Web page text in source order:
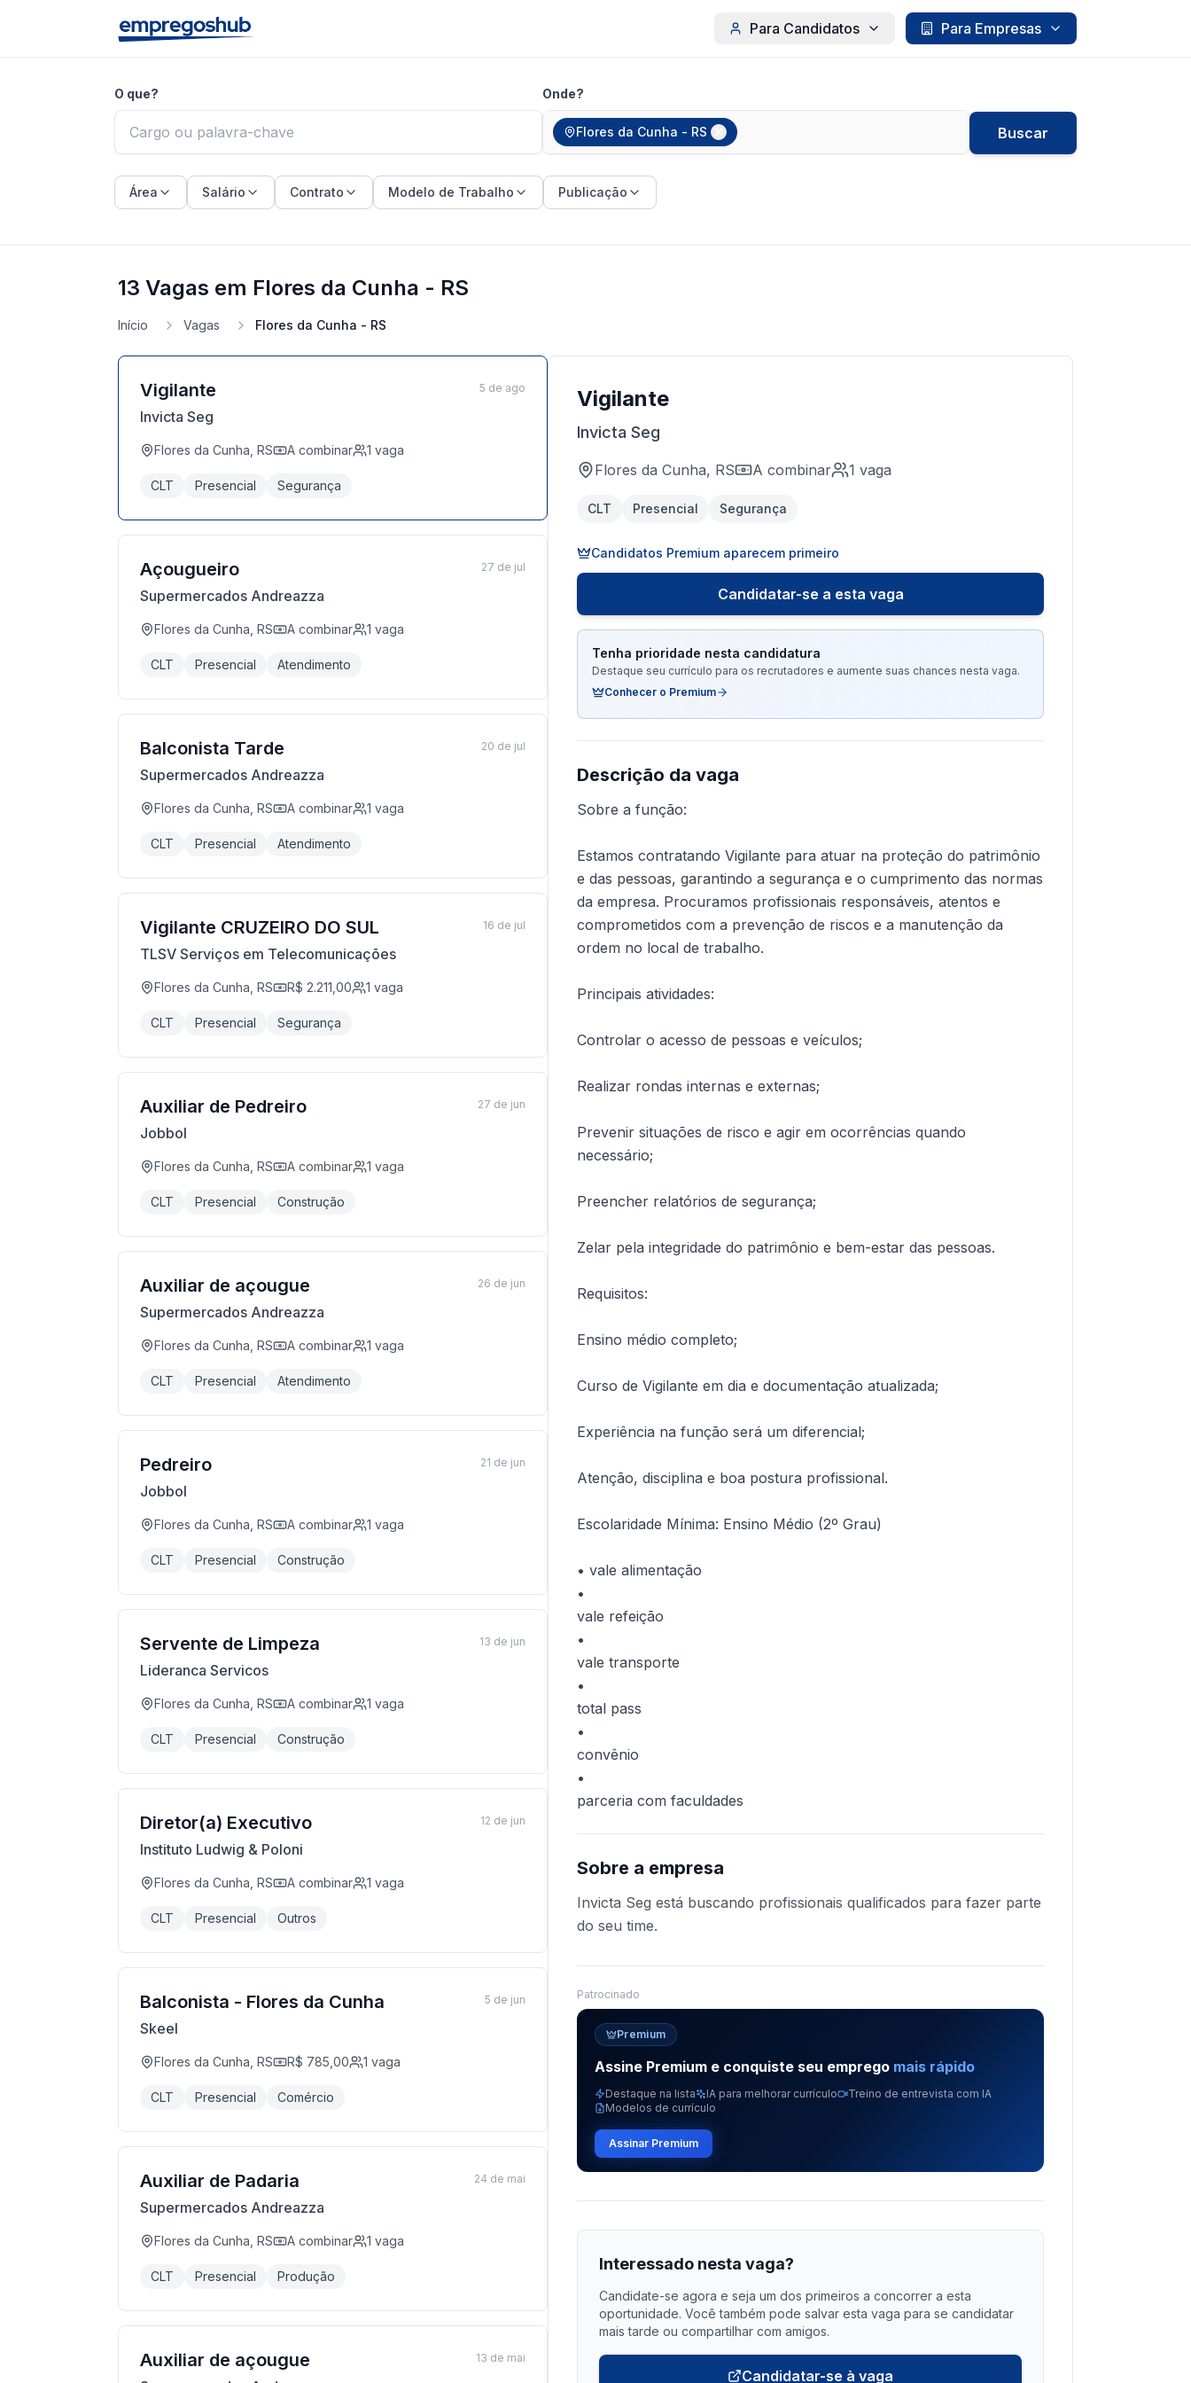
Para Candidatos Para Empresas
O que? Onde?
Flores da Cunha - RS Buscar
Área Salário Contrato Modelo de Trabalho Publicação
13 Vagas em Flores da Cunha - RS
Início Vagas Flores da Cunha - RS
Vigilante
Invicta Seg
Flores da Cunha, RS A combinar 1 vaga
CLT Presencial Segurança
5 de ago
Açougueiro
Supermercados Andreazza
Flores da Cunha, RS A combinar 1 vaga
CLT Presencial Atendimento
27 de jul
Balconista Tarde
Supermercados Andreazza
Flores da Cunha, RS A combinar 1 vaga
CLT Presencial Atendimento
20 de jul
Vigilante CRUZEIRO DO SUL
TLSV Serviços em Telecomunicações
Flores da Cunha, RS R$ 2.211,00 1 vaga
CLT Presencial Segurança
16 de jul
Auxiliar de Pedreiro
Jobbol
Flores da Cunha, RS A combinar 1 vaga
CLT Presencial Construção
27 de jun
Auxiliar de açougue
Supermercados Andreazza
Flores da Cunha, RS A combinar 1 vaga
CLT Presencial Atendimento
26 de jun
Pedreiro
Jobbol
Flores da Cunha, RS A combinar 1 vaga
CLT Presencial Construção
21 de jun
Servente de Limpeza
Lideranca Servicos
Flores da Cunha, RS A combinar 1 vaga
CLT Presencial Construção
13 de jun
Diretor(a) Executivo
Instituto Ludwig & Poloni
Flores da Cunha, RS A combinar 1 vaga
CLT Presencial Outros
12 de jun
Balconista - Flores da Cunha
Skeel
Flores da Cunha, RS R$ 785,00 1 vaga
CLT Presencial Comércio
5 de jun
Auxiliar de Padaria
Supermercados Andreazza
Flores da Cunha, RS A combinar 1 vaga
CLT Presencial Produção
24 de mai
Auxiliar de açougue 13 de mai
Vigilante
Invicta Seg
Flores da Cunha, RS A combinar 1 vaga
CLT Presencial Segurança
Candidatos Premium aparecem primeiro
Candidatar-se a esta vaga
Tenha prioridade nesta candidatura
Destaque seu currículo para os recrutadores e aumente suas chances nesta vaga.
Conhecer o Premium
Descrição da vaga
Sobre a função:
Estamos contratando Vigilante para atuar na proteção do patrimônio
e das pessoas, garantindo a segurança e o cumprimento das normas
da empresa. Procuramos profissionais responsáveis, atentos e
comprometidos com a prevenção de riscos e a manutenção da
ordem no local de trabalho.
Principais atividades:
Controlar o acesso de pessoas e veículos;
Realizar rondas internas e externas;
Prevenir situações de risco e agir em ocorrências quando
necessário;
Preencher relatórios de segurança;
Zelar pela integridade do patrimônio e bem-estar das pessoas.
Requisitos:
Ensino médio completo;
Curso de Vigilante em dia e documentação atualizada;
Experiência na função será um diferencial;
Atenção, disciplina e boa postura profissional.
Escolaridade Mínima: Ensino Médio (2º Grau)
• vale alimentação
•
vale refeição
•
vale transporte
•
total pass
•
convênio
•
parceria com faculdades
Sobre a empresa
Invicta Seg está buscando profissionais qualificados para fazer parte
do seu time.
Patrocinado
Premium
Assine Premium e conquiste seu emprego mais rápido
Destaque na lista IA para melhorar currículo
Treino de entrevista com IA
Modelos de currículo
Assinar Premium
Interessado nesta vaga?
Candidate-se agora e seja um dos primeiros a concorrer a esta
oportunidade. Você também pode salvar esta vaga para se candidatar
mais tarde ou compartilhar com amigos.
Candidatar-se à vaga